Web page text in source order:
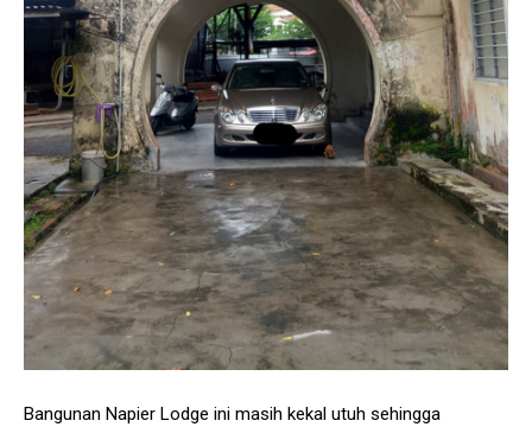
Bangunan Napier Lodge ini masih kekal utuh sehingga